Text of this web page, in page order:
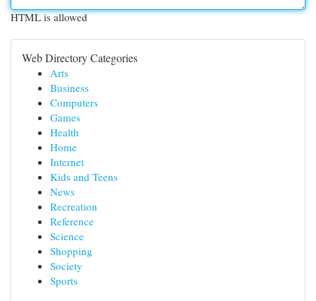
HTML is allowed
Web Directory Categories
Arts
Business
Computers
Games
Health
Home
Internet
Kids and Teens
News
Recreation
Reference
Science
Shopping
Society
Sports